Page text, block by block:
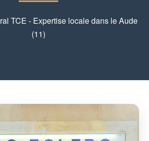
TCE - Expertise locale dans le Aude
(11)